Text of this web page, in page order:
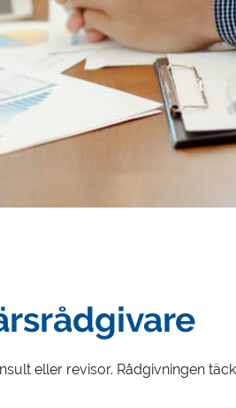
eller revisor. Rådgivningen